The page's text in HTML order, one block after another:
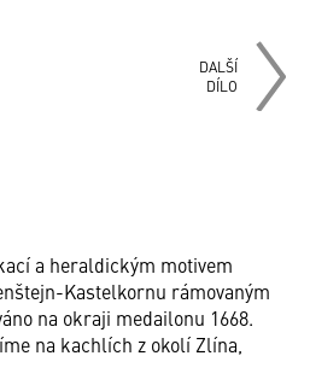
DALŠÍ
DÍLO
a heraldickým motivem
Kastelkornu rámovaným
na okraji medailonu 1668.
na kachlích z okolí Zlína,